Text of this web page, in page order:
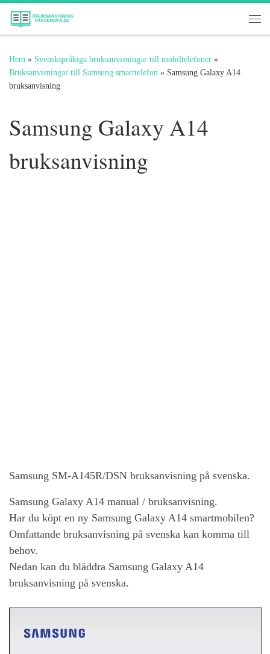
Hoppa till innehåll
Hem » Svenskspråkiga bruksanvisningar till mobiltelefoner »
Bruksanvisningar till Samsung smarttelefon » Samsung Galaxy A14
bruksanvisning
Samsung Galaxy A14
bruksanvisning
Samsung SM-A145R/DSN bruksanvisning på svenska.
Samsung Galaxy A14 manual / bruksanvisning.
Har du köpt en ny Samsung Galaxy A14 smartmobilen?
Omfattande bruksanvisning på svenska kan komma till
behov.
Nedan kan du bläddra Samsung Galaxy A14
bruksanvisning på svenska.